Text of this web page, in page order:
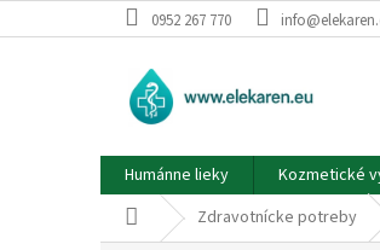
na
0952 267 770
Humánne lieky Kozmetické
Domov Zdravotnícke potreby